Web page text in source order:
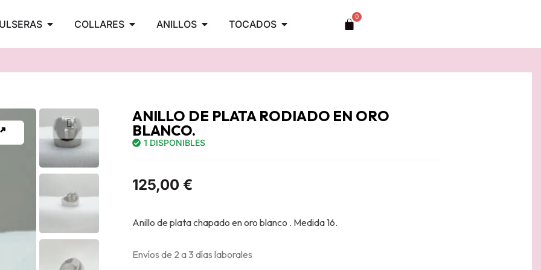
Abrir PULSERAS
COLLARES Abrir COLLARES
ANILLOS Abrir ANILLOS
TOCADOS Abrir TOCADOS 0
Carrito
ANILLO DE PLATA RODIADO EN ORO
BLANCO.
1 DISPONIBLES
125,00 €
Anillo de plata chapado en oro blanco . Medida 16.
Envíos de 2 a 3 días laborales